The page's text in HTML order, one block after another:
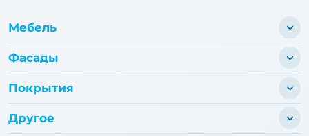
Мебель
Фасады
Покрытия
Другое